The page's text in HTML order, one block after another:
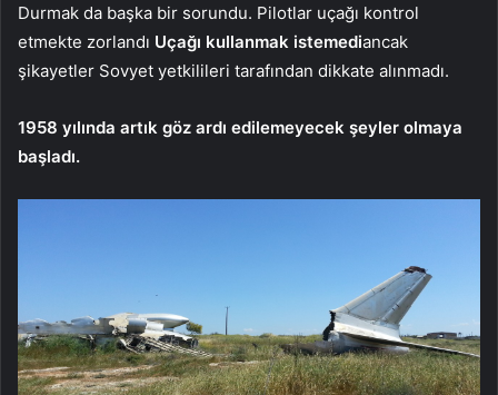
Durmak da başka bir sorundu. Pilotlar uçağı kontrol
etmekte zorlandı Uçağı kullanmak istemediancak
şikayetler Sovyet yetkilileri tarafından dikkate alınmadı.
1958 yılında artık göz ardı edilemeyecek şeyler olmaya
başladı.